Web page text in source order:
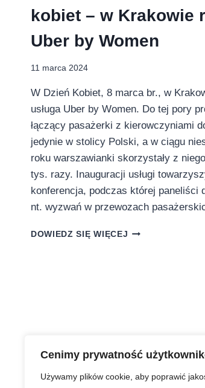
Cenimy prywatność
Używamy plików cookie, aby poprawić
kobiet – w Krakowie
Uber by Women
11 marca 2024
W Dzień Kobiet, 8 marca br., w
usługa Uber by Women. Do tej pory
łączący pasażerki z kierowczyniami
jedynie w stolicy Polski, a w ciągu
roku warszawianki skorzystały z
tys. razy. Inauguracji usługi
konferencja, podczas której paneliści
nt. wyzwań w przewozach
DOWIEDZ SIĘ WIĘCEJ NOWA
UBER
WOMEN